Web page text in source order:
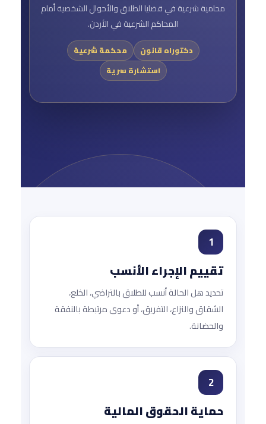
محامية شرعية في قضايا الطلاق والأحوال الشخصية أمام
المحاكم الشرعية في الأردن.
دكتوراه قانون
محكمة شرعية
استشارة سرية
1
تقييم الإجراء الأنسب
تحديد هل الحالة أنسب للطلاق بالتراضي، الخلع،
الشقاق والنزاع، التفريق، أو دعوى مرتبطة بالنفقة
والحضانة.
2
حماية الحقوق المالية